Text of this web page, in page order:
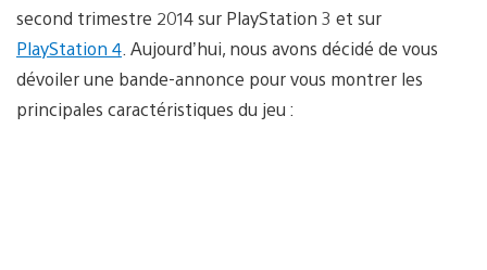
second trimestre 2014 sur PlayStation 3 et sur
PlayStation 4 . Aujourd’hui, nous avons décidé de vous
dévoiler une bande-annonce pour vous montrer les
principales caractéristiques du jeu :